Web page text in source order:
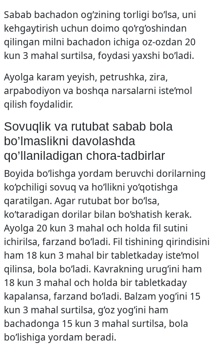
Sabab bachadon og’zining torligi bo’lsa, uni
kehgaytirish uchun doimo qo’rg’oshindan
qilingan milni bachadon ichiga oz-ozdan 20
kun 3 mahal surtilsa, foydasi yaxshi bo’ladi.
Ayolga karam yeyish, petrushka, zira,
arpabodiyon va boshqa narsalarni iste’mol
qilish foydalidir.
Sovuqlik va rutubat sabab bola
bo’lmaslikni davolashda
qo’llaniladigan chora-tadbirlar
Boyida bo’lishga yordam beruvchi dorilarning
ko’pchiligi sovuq va ho’llikni yo’qotishga
qaratilgan. Agar rutubat bor bo’lsa,
ko’taradigan dorilar bilan bo’shatish kerak.
Ayolga 20 kun 3 mahal och holda fil sutini
ichirilsa, farzand bo’ladi. Fil tishining qirindisini
ham 18 kun 3 mahal bir tabletkaday iste’mol
qilinsa, bola bo’ladi. Kavrakning urug’ini ham
18 kun 3 mahal och holda bir tabletkaday
kapalansa, farzand bo’ladi. Balzam yog’ini 15
kun 3 mahal surtilsa, g’oz yog’ini ham
bachadonga 15 kun 3 mahal surtilsa, bola
bo’lishiga yordam beradi.